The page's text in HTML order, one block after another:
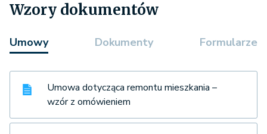
Wzory dokumentów
Umowy Dokumenty Formularze
Umowa dotycząca remontu mieszkania –
wzór z omówieniem